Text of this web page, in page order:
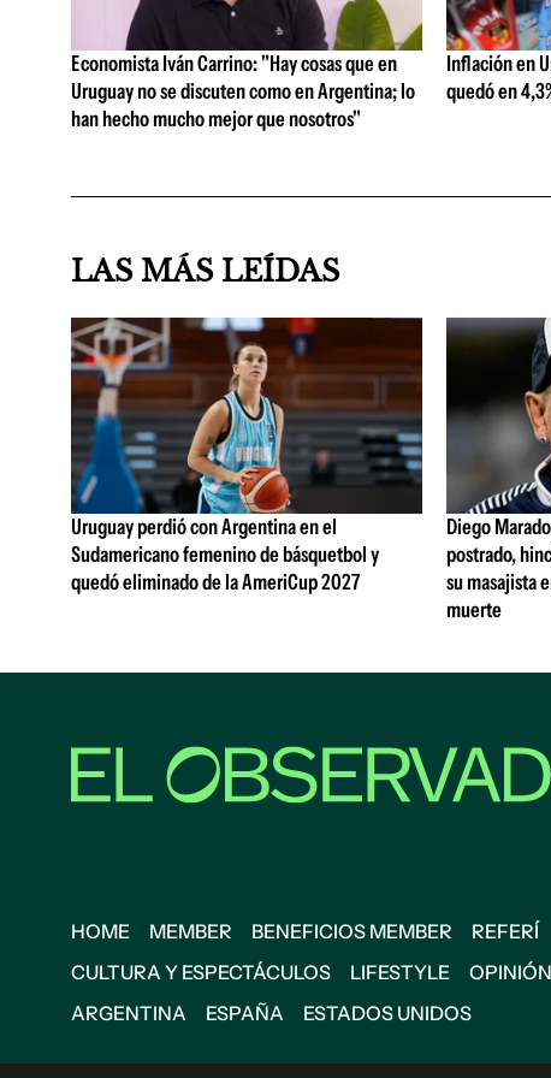
Economista Iván Carrino: "Hay cosas que en
Uruguay no se discuten como en Argentina; lo
han hecho mucho mejor que nosotros"
Inflación en
quedó en
LAS MÁS LEÍDAS
Uruguay perdió con Argentina en el
Sudamericano femenino de básquetbol y
quedó eliminado de la AmeriCup 2027
Diego
postrado,
su masajista
muerte
HOME MEMBER BENEFICIOS MEMBER REFERÍ
CULTURA Y ESPECTÁCULOS
LIFESTYLE OPINIÓN
ARGENTINA
ESPAÑA ESTADOS UNIDOS